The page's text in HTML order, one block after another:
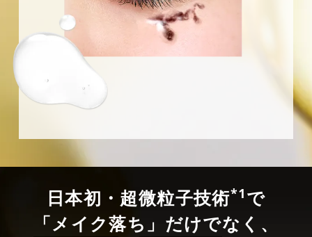
日本初・超微粒子技術*1 で
「メイク落ち」だけでなく、